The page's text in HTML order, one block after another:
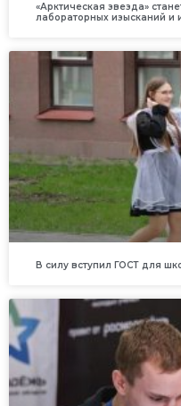
«Арктическая звезда»
лабораторных изысканий и
В силу вступил ГОСТ для